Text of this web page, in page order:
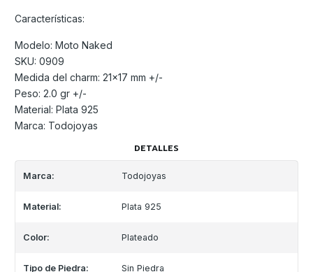
Características:
Modelo: Moto Naked
SKU: 0909
Medida del charm: 21x17 mm +/-
Peso: 2.0 gr +/-
Material: Plata 925
Marca: Todojoyas
DETALLES
Marca: Todojoyas
Material: Plata 925
Color: Plateado
Tipo de Piedra: Sin Piedra